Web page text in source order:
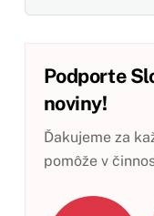
Podporte
noviny!
Ďakujeme za
pomôže v